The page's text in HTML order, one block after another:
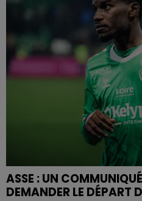
ASSE : UN
DEMANDER LE DÉPART